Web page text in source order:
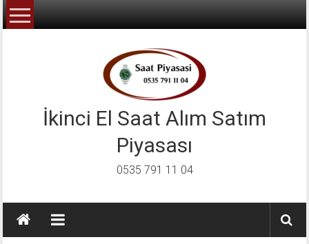
İçeriğe
geç
İkinci El Saat Alım Satım
Piyasası
0535 791 11 04